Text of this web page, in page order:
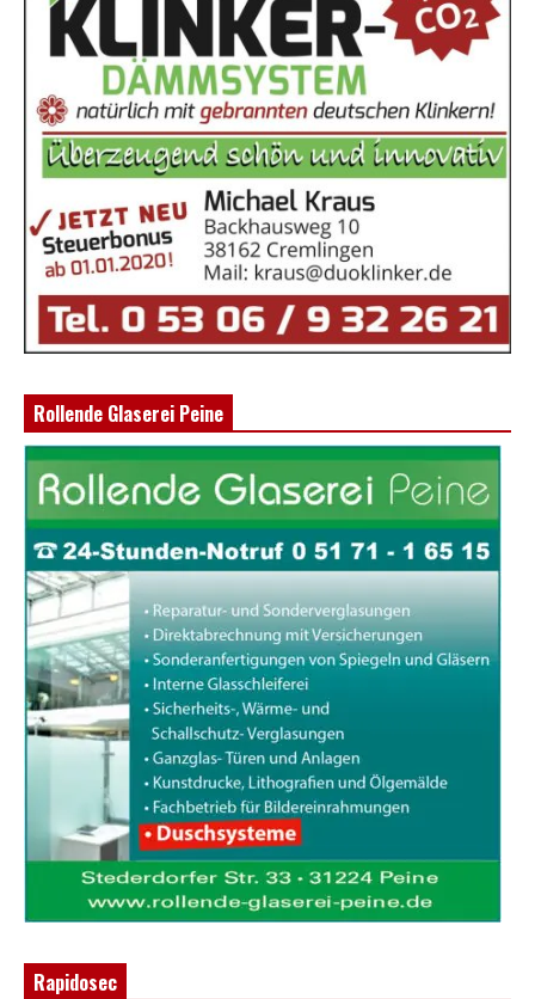
Rollende Glaserei Peine
Rapidosec